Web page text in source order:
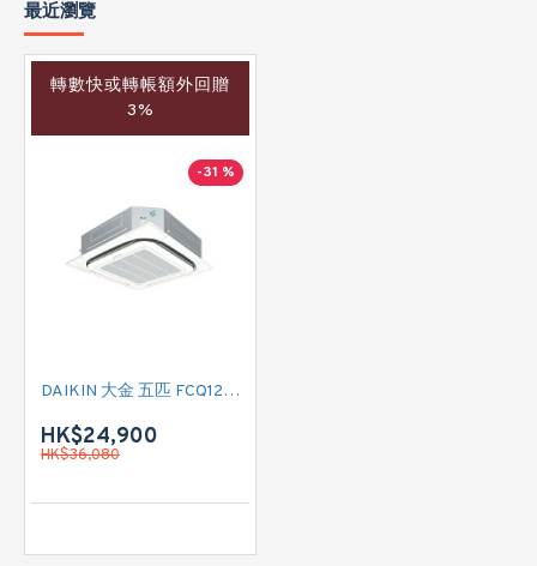
最近瀏覽
轉數快或轉帳額外回贈
3%
-31 %
DAIKIN 大金 五匹 FCQ125KAVEA/ RZR125MYM 四面出風藏天花式淨冷變頻分體機 (360°環繞氣流) (無線遙控)
HK$24,900
HK$36,080